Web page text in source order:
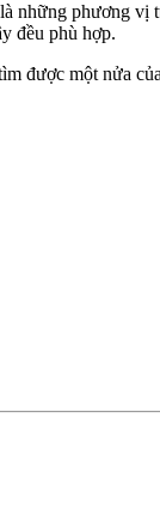
những phương
đều phù hợp.
được một nửa